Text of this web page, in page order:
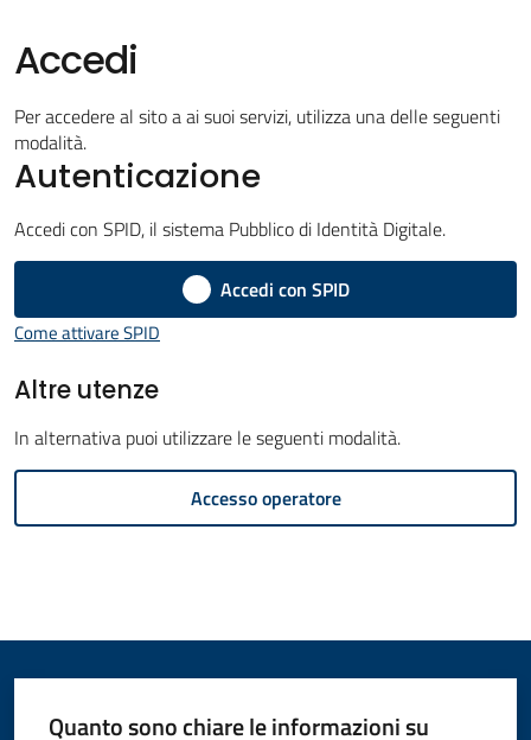
Medaglia
d'argento
Militare
Amministrazione
Menu selezionato
Vivere
il
e
Accedi
Per accedere al sito a ai suoi servizi, utilizza una delle seguenti
modalità.
Autenticazione
Accedi con SPID, il sistema Pubblico di Identità Digitale.
Accedi con SPID
Come attivare SPID
Altre utenze
In alternativa puoi utilizzare le seguenti modalità.
Accesso operatore
Quanto sono chiare le informazioni su